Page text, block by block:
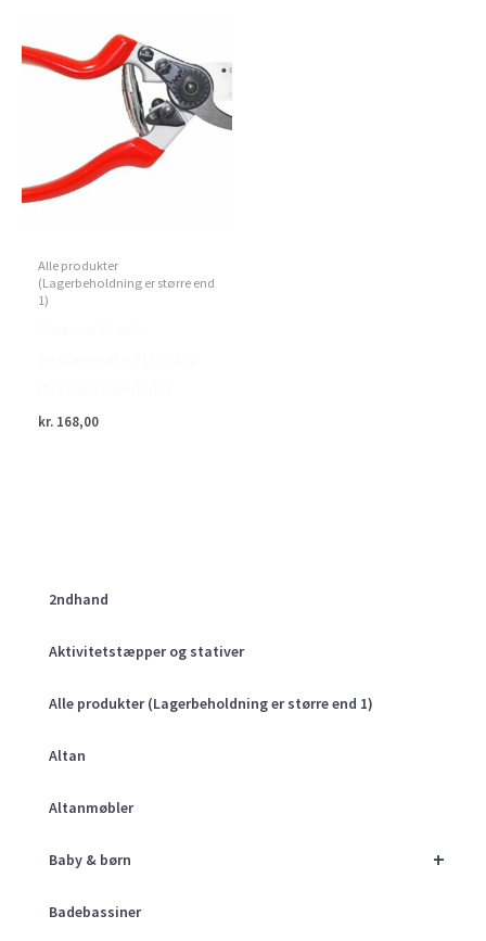
2ndhand
Aktivitetstæpper og stativer
Alle produkter (Lagerbeholdning er større end 1)
Altan
Altanmøbler
+
Baby & børn
Badebassiner
Alle produkter
(Lagerbeholdning er større end
1)
kr. 168,00